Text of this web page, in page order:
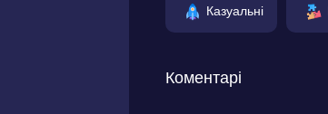
Казуальні
Коментарі